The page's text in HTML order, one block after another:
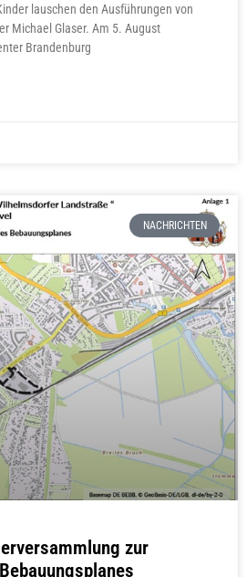
lauschen den Ausführungen von
Michael Glaser. Am 5. August
Brandenburg
NACHRICHTEN
zur